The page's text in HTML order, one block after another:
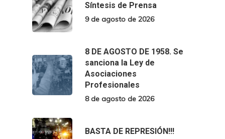
Síntesis de Prensa
9 de agosto de 2026
8 DE AGOSTO DE 1958. Se
sanciona la Ley de
Asociaciones
Profesionales
8 de agosto de 2026
BASTA DE REPRESIÓN!!!